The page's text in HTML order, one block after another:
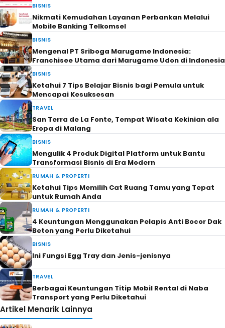
BISNIS
Nikmati Kemudahan Layanan Perbankan Melalui
Mobile Banking Telkomsel
BISNIS
Mengenal PT Sriboga Marugame Indonesia:
Franchisee Utama dari Marugame Udon di Indonesia
BISNIS
Ketahui 7 Tips Belajar Bisnis bagi Pemula untuk
Mencapai Kesuksesan
TRAVEL
San Terra de La Fonte, Tempat Wisata Kekinian ala
Eropa di Malang
BISNIS
Mengulik 4 Produk Digital Platform untuk Bantu
Transformasi Bisnis di Era Modern
RUMAH & PROPERTI
Ketahui Tips Memilih Cat Ruang Tamu yang Tepat
untuk Rumah Anda
RUMAH & PROPERTI
4 Keuntungan Menggunakan Pelapis Anti Bocor Dak
Beton yang Perlu Diketahui
BISNIS
Ini Fungsi Egg Tray dan Jenis-jenisnya
TRAVEL
Berbagai Keuntungan Titip Mobil Rental di Naba
Transport yang Perlu Diketahui
Artikel Menarik Lainnya